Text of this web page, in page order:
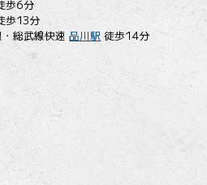
歩6分
歩13分
・総武線快速品川駅 徒歩14分